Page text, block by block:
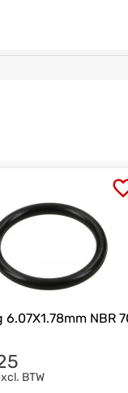
6.07X1.78mm NBR
BTW